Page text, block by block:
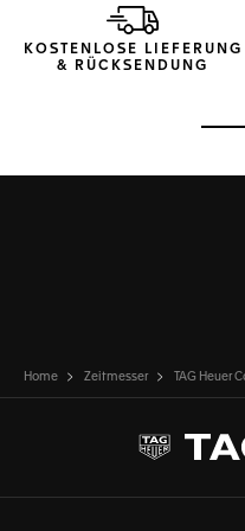
KOSTENLOSE LIEFERUNG
& RÜCKSENDUNG
Home Zeitmesser TAG Heuer